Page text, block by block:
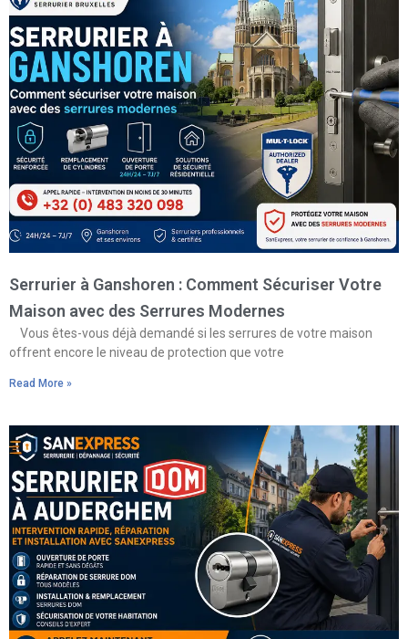
Serrurier à Ganshoren : Comment Sécuriser Votre
Maison avec des Serrures Modernes
Vous êtes-vous déjà demandé si les serrures de votre maison
offrent encore le niveau de protection que votre
Read More »